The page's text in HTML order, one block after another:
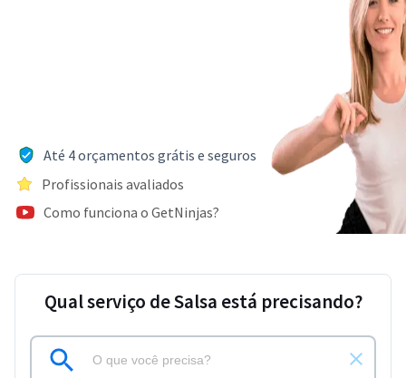
Até 4 orçamentos grátis e seguros
Profissionais avaliados
Como funciona o GetNinjas?
Qual serviço de Salsa está precisando?